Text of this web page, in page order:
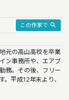
この作家で search
元の高山高校を卒業
ン事務所や、エアブ
務。その後、フリー
平成12年末より、